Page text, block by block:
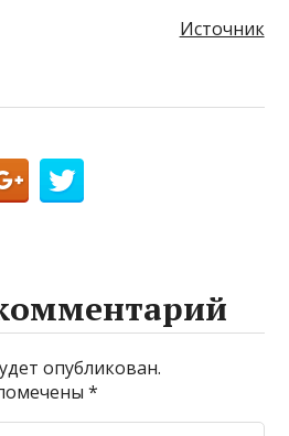
Источник
опубликован.
*